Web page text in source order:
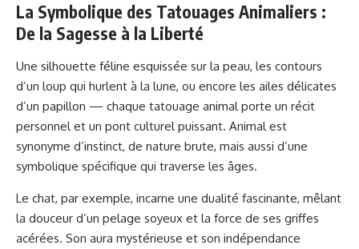
La Symbolique des Tatouages Animaliers :
De la Sagesse à la Liberté
Une silhouette féline esquissée sur la peau, les contours
d’un loup qui hurlent à la lune, ou encore les ailes délicates
d’un papillon — chaque tatouage animal porte un récit
personnel et un pont culturel puissant. Animal est
synonyme d’instinct, de nature brute, mais aussi d’une
symbolique spécifique qui traverse les âges.
Le chat, par exemple, incarne une dualité fascinante, mêlant
la douceur d’un pelage soyeux et la force de ses griffes
acérées. Son aura mystérieuse et son indépendance